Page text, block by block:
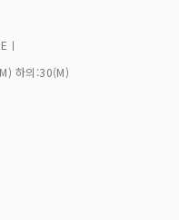
ㅣ
하의:30(M)